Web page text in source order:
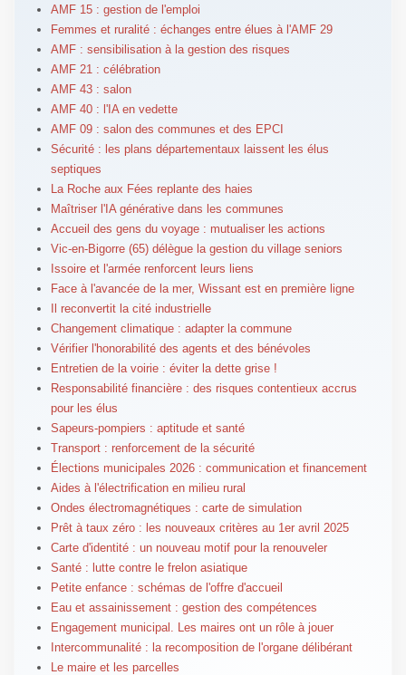
AMF 15 : gestion de l'emploi
Femmes et ruralité : échanges entre élues à l'AMF 29
AMF : sensibilisation à la gestion des risques
AMF 21 : célébration
AMF 43 : salon
AMF 40 : l'IA en vedette
AMF 09 : salon des communes et des EPCI
Sécurité : les plans départementaux laissent les élus
septiques
La Roche aux Fées replante des haies
Maîtriser l'IA générative dans les communes
Accueil des gens du voyage : mutualiser les actions
Vic-en-Bigorre (65) délègue la gestion du village seniors
Issoire et l'armée renforcent leurs liens
Face à l'avancée de la mer, Wissant est en première ligne
Il reconvertit la cité industrielle
Changement climatique : adapter la commune
Vérifier l'honorabilité des agents et des bénévoles
Entretien de la voirie : éviter la dette grise !
Responsabilité financière : des risques contentieux accrus
pour les élus
Sapeurs-pompiers : aptitude et santé
Transport : renforcement de la sécurité
Élections municipales 2026 : communication et financement
Aides à l'électrification en milieu rural
Ondes électromagnétiques : carte de simulation
Prêt à taux zéro : les nouveaux critères au 1er avril 2025
Carte d'identité : un nouveau motif pour la renouveler
Santé : lutte contre le frelon asiatique
Petite enfance : schémas de l'offre d'accueil
Eau et assainissement : gestion des compétences
Engagement municipal. Les maires ont un rôle à jouer
Intercommunalité : la recomposition de l'organe délibérant
Le maire et les parcelles